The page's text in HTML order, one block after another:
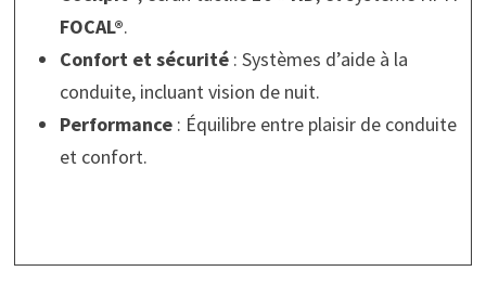
FOCAL®.
Confort et sécurité: Systèmes d’aide à la
conduite, incluant vision de nuit.
Performance: Équilibre entre plaisir de conduite
et confort.